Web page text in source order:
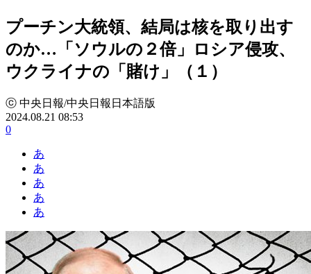
プーチン大統領、結局は核を取り出す
のか…「ソウルの２倍」ロシア侵攻、
ウクライナの「賭け」（１）
ⓒ 中央日報/中央日報日本語版
2024.08.21 08:53
0
あ
あ
あ
あ
あ